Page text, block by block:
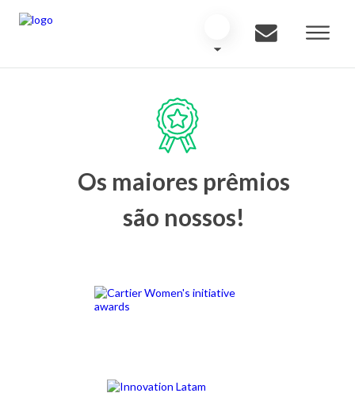
Os maiores prêmios
são nossos!